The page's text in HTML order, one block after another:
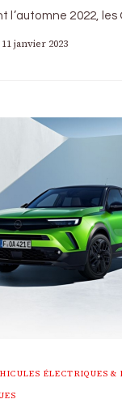
l’automne 2022,
11 janvier 2023
ÉLECTRIQUES &